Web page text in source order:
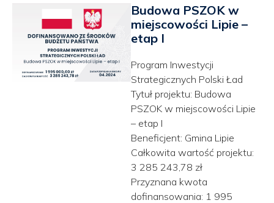
Budowa PSZOK w
miejscowości Lipie –
etap I
Program Inwestycji
Strategicznych Polski Ład
Tytuł projektu: Budowa
PSZOK w miejscowości Lipie
– etap I
Beneficjent: Gmina Lipie
Całkowita wartość projektu:
3 285 243,78 zł
Przyznana kwota
dofinansowania: 1 995